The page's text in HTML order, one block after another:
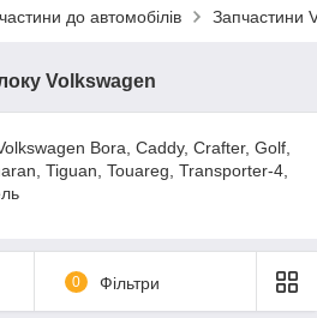
до автомобілів Запчастини
Volkswagen
Bora, Caddy, Crafter, Golf,
Tiguan, Touareg, Transporter-4,
0 Фільтри